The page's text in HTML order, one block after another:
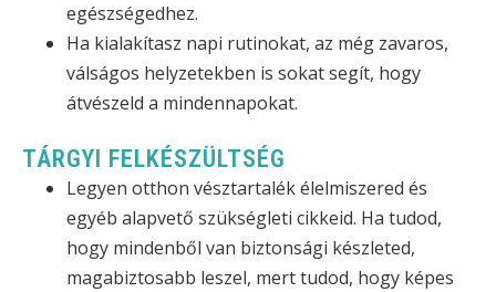
egészségedhez.
Ha kialakítasz napi rutinokat, az még zavaros,
válságos helyzetekben is sokat segít, hogy
átvészeld a mindennapokat.
TÁRGYI FELKÉSZÜLTSÉG
Legyen otthon vésztartalék élelmiszered és
egyéb alapvető szükségleti cikkeid. Ha tudod,
hogy mindenből van biztonsági készleted,
magabiztosabb leszel, mert tudod, hogy képes